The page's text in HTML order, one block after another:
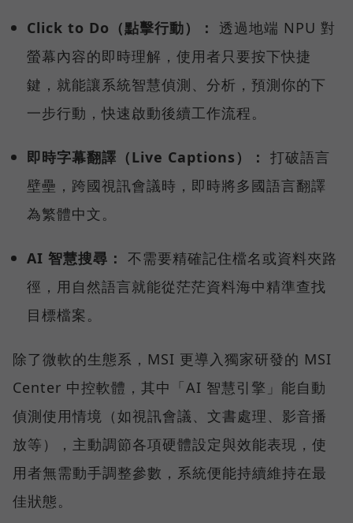
Click to Do（點擊行動）： 透過地端 NPU 對
螢幕內容的即時理解，使用者只要按下快捷
鍵，就能讓系統智慧偵測、分析，預測你的下
一步行動，快速啟動後續工作流程。
即時字幕翻譯（Live Captions）： 打破語言
壁壘，跨國視訊會議時，即時將多國語言翻譯
為繁體中文。
AI 智慧搜尋： 不需要精確記住檔名或資料夾路
徑，用自然語言就能從茫茫資料海中精準查找
目標檔案。
除了微軟的生態系，MSI 更導入獨家研發的 MSI
Center 中控軟體，其中「AI 智慧引擎」能自動
偵測使用情境（如視訊會議、文書處理、影音播
放等），主動調節各項硬體設定與效能表現，使
用者無需動手調整參數，系統便能持續維持在最
佳狀態。